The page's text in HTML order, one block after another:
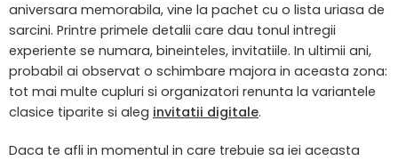
aniversara memorabila, vine la pachet cu o lista uriasa de
sarcini. Printre primele detalii care dau tonul intregii
experiente se numara, bineinteles, invitatiile. In ultimii ani,
probabil ai observat o schimbare majora in aceasta zona:
tot mai multe cupluri si organizatori renunta la variantele
clasice tiparite si aleg invitatii digitale.
Daca te afli in momentul in care trebuie sa iei aceasta